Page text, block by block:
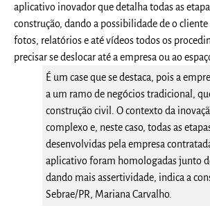
aplicativo inovador que detalha todas as
construção, dando a possibilidade de o
fotos, relatórios e até vídeos todos os
precisar se deslocar até a empresa ou ao
É um case que se destaca, pois a
a um ramo de negócios tradicional,
construção civil. O contexto da
complexo e, neste caso, todas as
desenvolvidas pela empresa
aplicativo foram homologadas junto
dando mais assertividade, indica a
Sebrae/PR, Mariana Carvalho.